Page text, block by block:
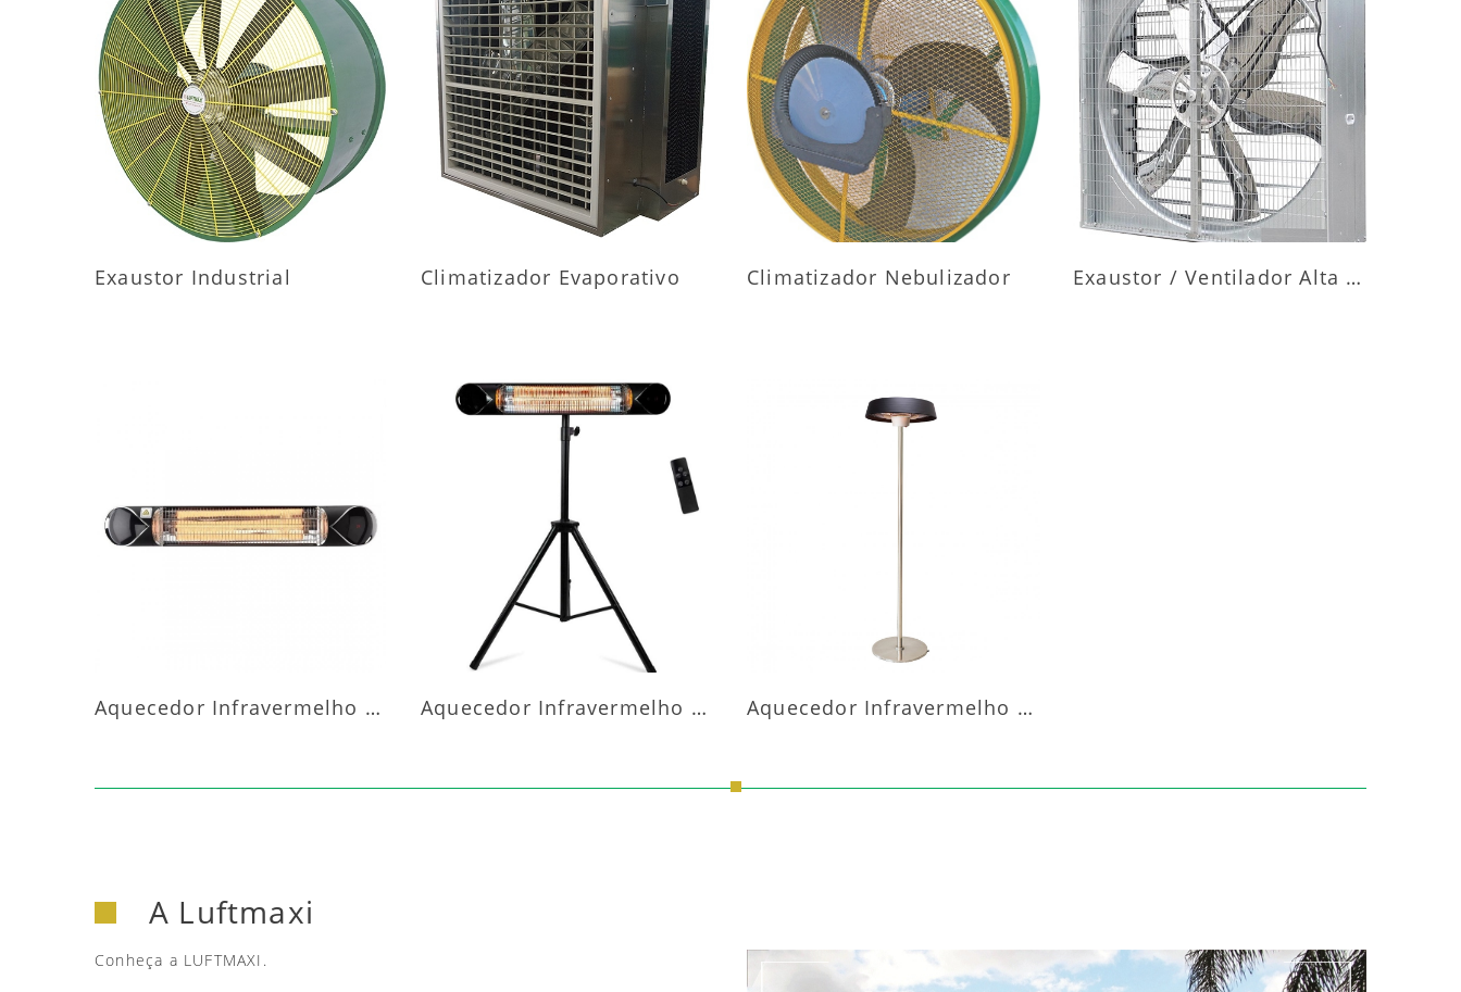
MAIS INFORMAÇÕES
Exaustor Industrial
MAIS INFORMAÇÕES
Climatizador Evaporativo
MAIS INFORMAÇÕES
Climatizador Nebulizador
MAIS INFORMAÇÕES
Exaustor / Ventilador Alta Vazão
MAIS INFORMAÇÕES
Aquecedor Infravermelho Parede
MAIS INFORMAÇÕES
Aquecedor Infravermelho Pedestal Aquecedor Infravermelho Pedestal Luft-20000
A Luftmaxi
Conheça a LUFTMAXI.